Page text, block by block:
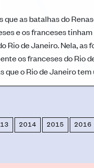
que as batalhas do
e os franceses
Rio de Janeiro. Nela,
os franceses do Rio
que o Rio de Janeiro
2014 2015 2016